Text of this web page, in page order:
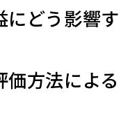
にどう影響す
方法による